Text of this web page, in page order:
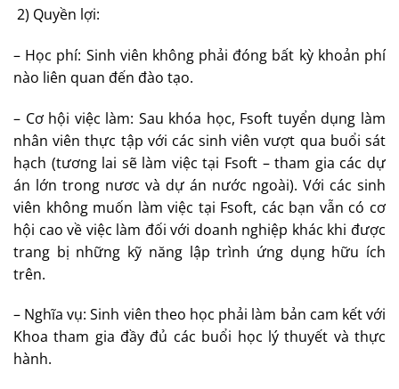
2) Quyền lợi:
– Học phí: Sinh viên không phải đóng bất kỳ khoản phí
nào liên quan đến đào tạo.
– Cơ hội việc làm: Sau khóa học, Fsoft tuyển dụng làm
nhân viên thực tập với các sinh viên vượt qua buổi sát
hạch (tương lai sẽ làm việc tại Fsoft – tham gia các dự
án lớn trong nươc và dự án nước ngoài). Với các sinh
viên không muốn làm việc tại Fsoft, các bạn vẫn có cơ
hội cao về việc làm đối với doanh nghiệp khác khi được
trang bị những kỹ năng lập trình ứng dụng hữu ích
trên.
– Nghĩa vụ: Sinh viên theo học phải làm bản cam kết với
Khoa tham gia đầy đủ các buổi học lý thuyết và thực
hành.